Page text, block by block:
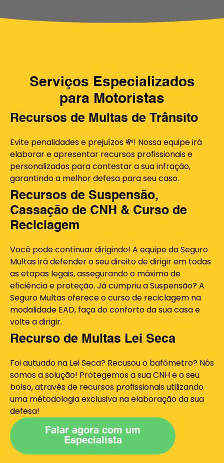
Serviços Especializados
para Motoristas
Recursos de Multas de Trânsito
Evite penalidades e prejuízos 💸! Nossa equipe irá
elaborar e apresentar recursos profissionais e
personalizados para contestar a sua infração,
garantindo a melhor defesa para seu caso.
Recursos de Suspensão,
Cassação de CNH & Curso de
Reciclagem
Você pode continuar dirigindo! A equipe da Seguro
Multas irá defender o seu direito de dirigir em todas
as etapas legais, assegurando o máximo de
eficiência e proteção. Já cumpriu a Suspensão? A
Seguro Multas oferece o curso de reciclagem na
modalidade EAD, faça do conforto da sua casa e
volte a dirigir.
Recurso de Multas Lei Seca
Foi autuado na Lei Seca? Recusou o bafômetro? Nós
somos a solução! Protegemos a sua CNH e o seu
bolso, através de recursos profissionais utilizando
uma métodologia exclusiva na elaboração da sua
defesa!
Falar agora com um
Especialista